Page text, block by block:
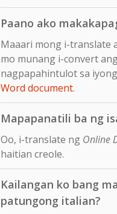
Paano ako
Maaari mong i-translate
mo munang i-convert
nagpapahintulot sa iyong
Word document.
Mapapanatili ba ng
Oo, i-translate ng Online
haitian creole.
Kailangan ko bang
patungong italian?